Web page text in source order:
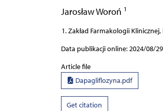
Jarosław Woroń 1
Zakład Farmakologii
Data publikacji online: 2024/08/29
Article file
Dapagliflozyna.pdf
Get citation